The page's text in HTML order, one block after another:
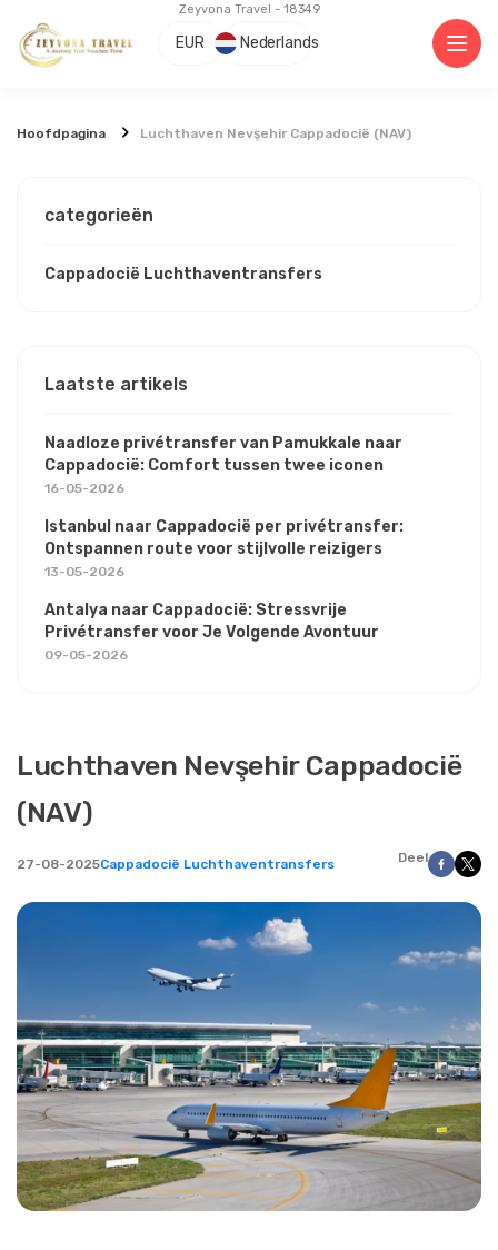
Zeyvona Travel - 18349
EUR Nederlands
Hoofdpagina Luchthaven Nevşehir Cappadocië (NAV)
Luchthaven Nevşehir Cappadocië
(NAV)
27-08-2025Cappadocië Luchthaventransfers Deel
categorieën
Cappadocië Luchthaventransfers
Laatste artikels
Naadloze privétransfer van Pamukkale naar
Cappadocië: Comfort tussen twee iconen
16-05-2026
Istanbul naar Cappadocië per privétransfer:
Ontspannen route voor stijlvolle reizigers
13-05-2026
Antalya naar Cappadocië: Stressvrije
Privétransfer voor Je Volgende Avontuur
09-05-2026